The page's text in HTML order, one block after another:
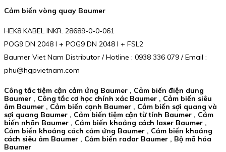
Cảm biến vòng quay Baumer
HEK8 KABEL INKR. 28689-0-0-061
POG9 DN 2048 I + POG9 DN 2048 I + FSL2
Baumer Viet Nam Distributor / Hotline : 0938 336 079 / Email :
phu@hgpvietnam.com
Công tắc tiệm cận cảm ứng Baumer , Cảm biến điện dung
Baumer , Công tắc cơ học chính xác Baumer , Cảm biến siêu
âm Baumer , Cảm biến cạnh Baumer , Cảm biến sợi quang và
sợi quang Baumer , Cảm biến tiệm cận từ tính Baumer , Cảm
biến nhãn Baumer , Cảm biến khoảng cách laser Baumer ,
Cảm biến khoảng cách cảm ứng Baumer , Cảm biến khoảng
cách siêu âm Baumer , Cảm biến radar Baumer , Bộ mã hóa
Baumer